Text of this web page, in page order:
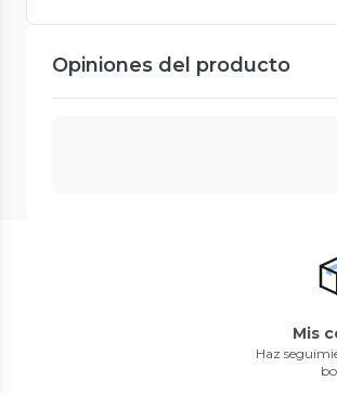
Opiniones del producto
Mis
Haz